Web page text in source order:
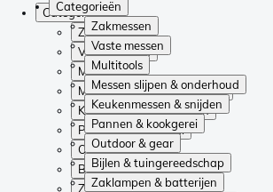
Categorieën
Zakmessen
Vaste messen
Multitools
Messen slijpen & onderhoud
Keukenmessen & snijden
Pannen & kookgerei
Outdoor & gear
Bijlen & tuingereedschap
Zaklampen & batterijen
Categorieën
Zakmessen
Vaste messen
Multitools
Messen slijpen & onderhoud
Keukenmessen & snijden
Pannen & kookgerei
Outdoor & gear
Bijlen & tuingereedschap
Zaklampen & batterijen